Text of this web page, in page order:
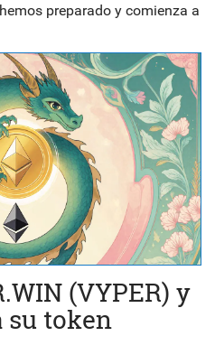
preparado y comienza a
(VYPER) y
su token